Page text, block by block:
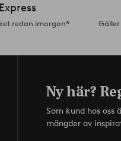
Express
redan imorgon*
Ny här?
Som kund hos oss
mängder av